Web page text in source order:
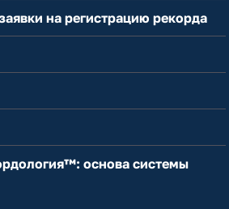
на регистрацию рекорда
основа системы